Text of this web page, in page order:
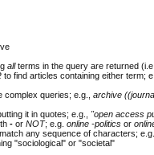
allterms in the query are returned
to find articles containing either term;
queries; e.g., archive
it in quotes; e.g., "open access
- or NOT; e.g. online -politics or
any sequence of characters;
"sociological" or "societal"